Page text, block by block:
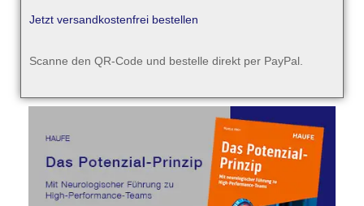
Jetzt versandkostenfrei bestellen
Scanne den QR-Code und bestelle direkt per PayPal.